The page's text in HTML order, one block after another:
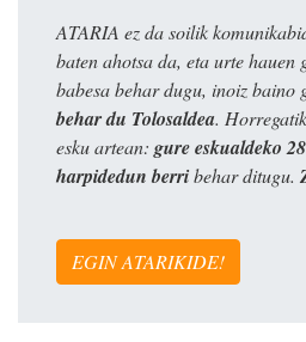
ATARIA ez da soilik
baten ahotsa da, eta urte hauen
babesa behar dugu, inoiz baino
behar du Tolosaldea.
esku artean: gure eskualdeko
harpidedun berribehar ditugu.
EGIN ATARIKIDE!